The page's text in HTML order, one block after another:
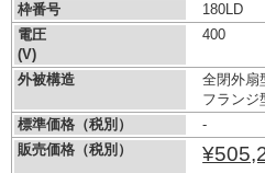
枠番号
180LD
電圧
(V)
400
外被構造
全閉外扇
フランジ
標準価格（税別）
-
販売価格（税別）